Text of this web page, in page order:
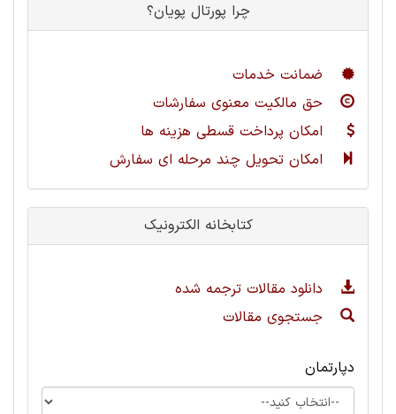
چرا پورتال پویان؟
ضمانت خدمات
حق مالکیت معنوی سفارشات
امکان پرداخت قسطی هزینه ها
امکان تحویل چند مرحله ای سفارش
کتابخانه الکترونیک
دانلود مقالات ترجمه شده
جستجوی مقالات
دپارتمان